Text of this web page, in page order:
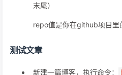
末尾）
repo值是你在github项目里
测试文章
新建一篇博客，执行命令：